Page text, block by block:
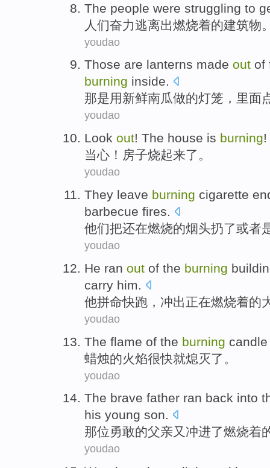
The people were struggling to
人们奋力逃离出燃烧着的建筑物
youdao
Those are lanterns made out of
burning inside.
那是用新鲜南瓜做的灯笼 ， 里面
youdao
Look out! The house is burning!
当心 ！ 房子烧起来了。
youdao
They leave burning cigarette
barbecue fires.
他们把还在燃烧的烟头扔了或者
youdao
He ran out of the burning
carry him.
他拼命快跑 ，冲出正在燃烧着的
youdao
The flame of the burning candle
蜡烛的火焰很快就熄灭了。
youdao
The brave father ran back into
his young son.
那位勇敢的父亲又 冲进了燃烧着
youdao